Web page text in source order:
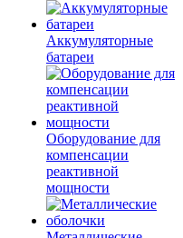
Аккумуляторные
батареи
Оборудование для
компенсации
реактивной
мощности